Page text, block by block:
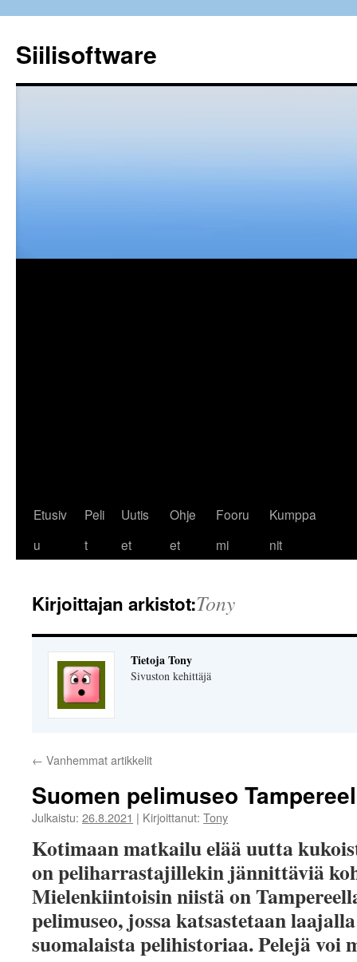
Siilisoftware
Etusiv
u
Peli
t
Uutis
et
Ohje
et
Fooru
mi
Kumppa
nit
Kirjoittajan arkistot:Tony
Tietoja Tony
Sivuston kehittäjä
← Vanhemmat artikkelit
Suomen pelimuseo
Julkaistu: 26.8.2021 | Kirjoittanut: Tony
Kotimaan matkailu elää uutta
on peliharrastajillekin jännittäviä
Mielenkiintoisin niistä on
pelimuseo, jossa katsastetaan
suomalaista pelihistoriaa. Pelejä voi